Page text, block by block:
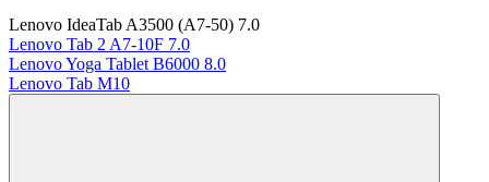
Lenovo IdeaTab A3500 (A7-50) 7.0
Lenovo Tab 2 A7-10F 7.0
Lenovo Yoga Tablet B6000 8.0
Lenovo Tab M10